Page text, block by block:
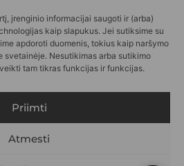
įrenginio informacijai saugoti ir (arba)
kaip slapukus. Jei sutiksime su
apdoroti duomenis, tokius kaip naršymo
svetainėje. Nesutikimas arba sutikimo
tam tikras funkcijas ir funkcijas.
Priimti
Atmesti
Slapukų politika
(EU)